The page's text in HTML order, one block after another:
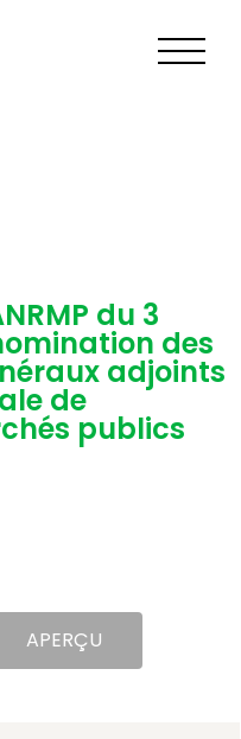
du 3
des
adjoints
de
publics
APERÇU